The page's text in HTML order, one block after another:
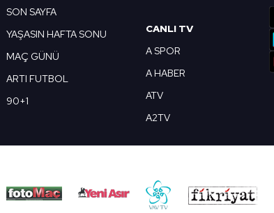
SON SAYFA
YAŞASIN HAFTA SONU
MAÇ GÜNÜ
ARTI FUTBOL
90+1
CANLI TV
A SPOR
A HABER
ATV
A2TV